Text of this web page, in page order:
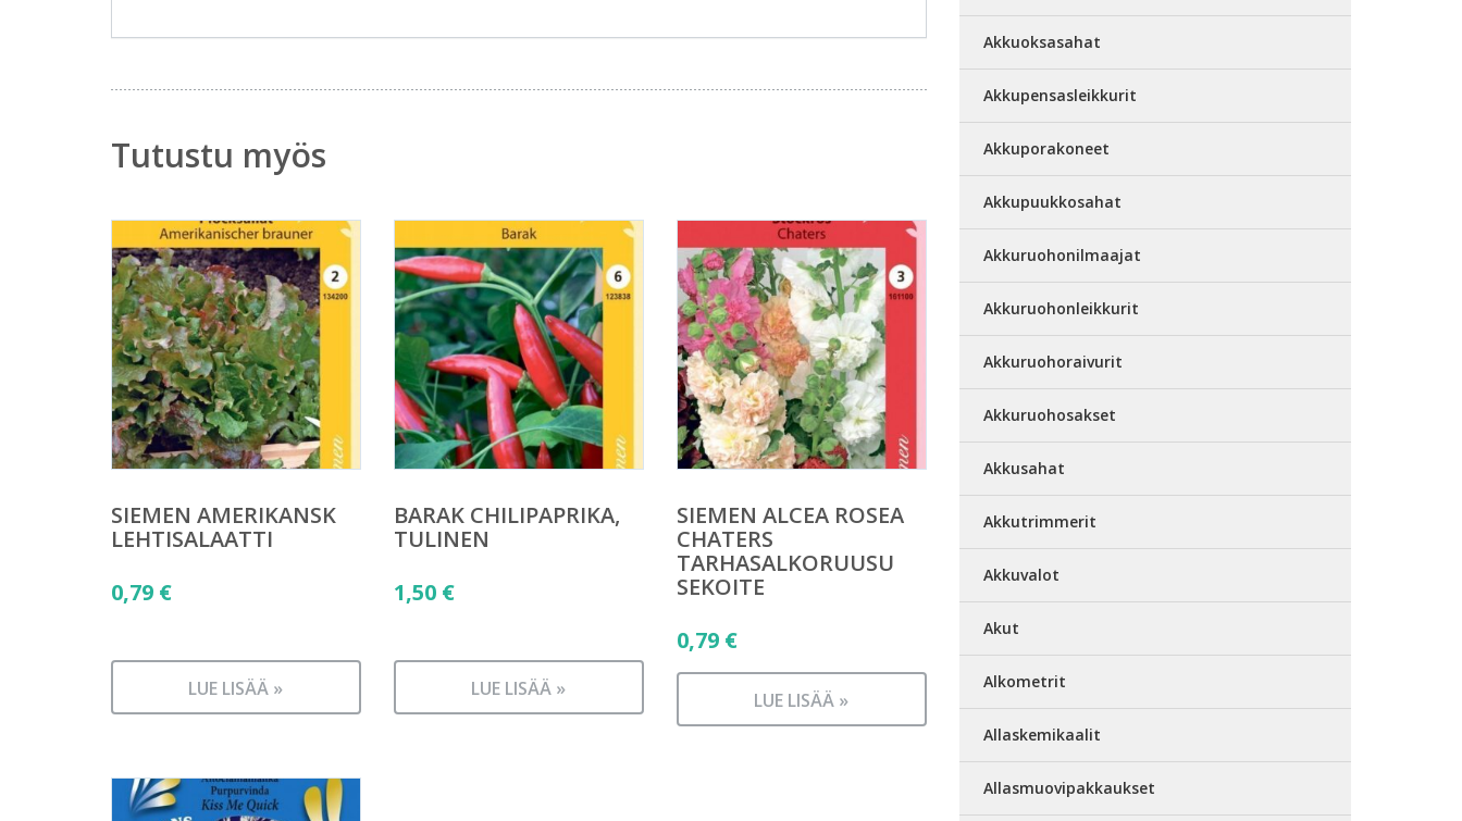
Tutustu myös
SIEMEN AMERIKANSK
LEHTISALAATTI
0,79 €
LUE LISÄÄ »
BARAK CHILIPAPRIKA,
TULINEN
1,50 €
LUE LISÄÄ »
SIEMEN ALCEA ROSEA
CHATERS
TARHASALKORUUSU
SEKOITE
0,79 €
LUE LISÄÄ »
Akkuoksasahat
Akkupensasleikkurit
Akkuporakoneet
Akkupuukkosahat
Akkuruohonilmaajat
Akkuruohonleikkurit
Akkuruohoraivurit
Akkuruohosakset
Akkusahat
Akkutrimmerit
Akkuvalot
Akut
Alkometrit
Allaskemikaalit
Allasmuovipakkaukset